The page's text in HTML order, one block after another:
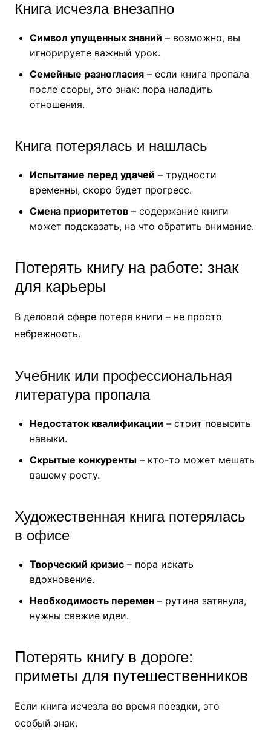
Книга исчезла внезапно
Символ упущенных знаний – возможно, вы
игнорируете важный урок.
Семейные разногласия– если книга пропала
после ссоры, это знак: пора наладить
отношения.
Книга потерялась и нашлась
Испытание перед удачей – трудности
временны, скоро будет прогресс.
Смена приоритетов– содержание книги
может подсказать, на что обратить внимание.
Потерять книгу на работе: знак
для карьеры
В деловой сфере потеря книги – не просто
небрежность.
Учебник или профессиональная
литература пропала
Недостаток квалификации – стоит повысить
навыки.
Скрытые конкуренты– кто-то может мешать
вашему росту.
Художественная книга потерялась
в офисе
Творческий кризис– пора искать
вдохновение.
Необходимость перемен– рутина затянула,
нужны свежие идеи.
Потерять книгу в дороге:
приметы для путешественников
Если книга исчезла во время поездки, это
особый знак.